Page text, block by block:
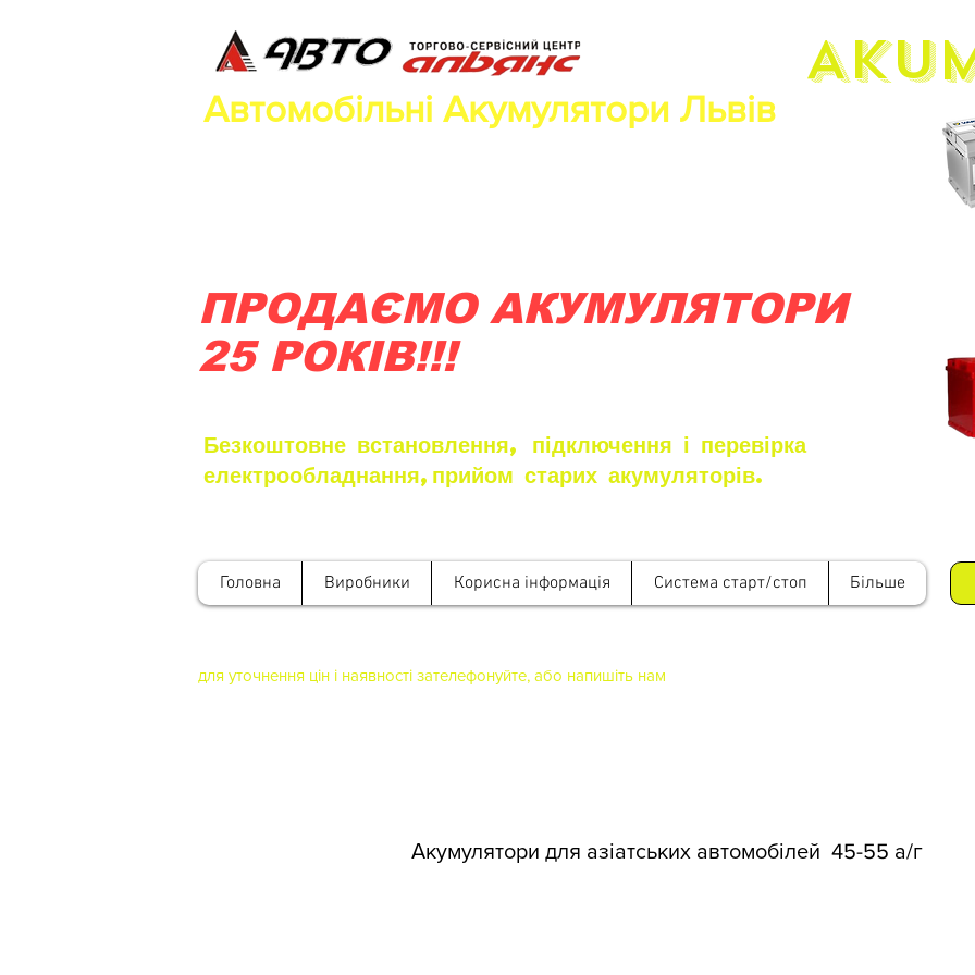
Автомобільні Акумулятори Львів
ПРОДАЄМО АКУМУЛЯТОРИ
25 РОКІВ!!!
Безкоштовне встановлення, підключення і перевірка
електрообладнання,прийом старих акумуляторів.
Головна Виробники Корисна інформація Cистема старт/стоп Більше
для уточнення цін і наявності зателефонуйте, або напишіть нам
Акумулятори для азіатських автомобілей 45-55 а/г